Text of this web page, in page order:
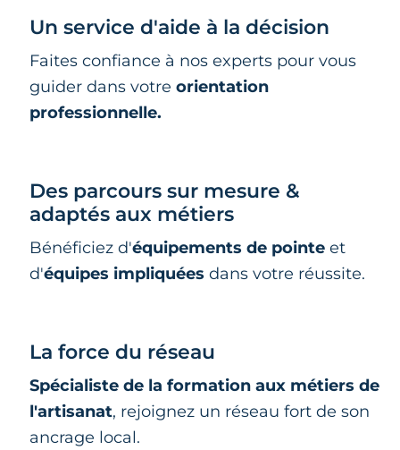
Un service d'aide à la décision
Faites confiance à nos experts pour vous
guider dans votre orientation
professionnelle.
Des parcours sur mesure &
adaptés aux métiers
Bénéficiez d'équipements de pointe et
d'équipes impliquées dans votre réussite.
La force du réseau
Spécialiste de la formation aux métiers de
l'artisanat, rejoignez un réseau fort de son
ancrage local.